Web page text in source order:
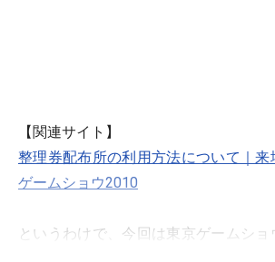
【関連サイト】
整理券配布所の利用方法について｜
ゲームショウ2010
というわけで、今回は東京ゲームシ